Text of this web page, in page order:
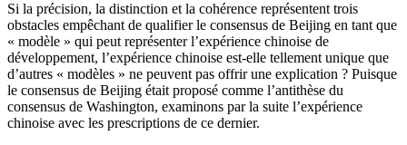
Si la précision, la distinction et la cohérence représentent trois
obstacles empêchant de qualifier le consensus de Beijing en tant que
« modèle » qui peut représenter l’expérience chinoise de
développement, l’expérience chinoise est-elle tellement unique que
d’autres « modèles » ne peuvent pas offrir une explication ? Puisque
le consensus de Beijing était proposé comme l’antithèse du
consensus de Washington, examinons par la suite l’expérience
chinoise avec les prescriptions de ce dernier.